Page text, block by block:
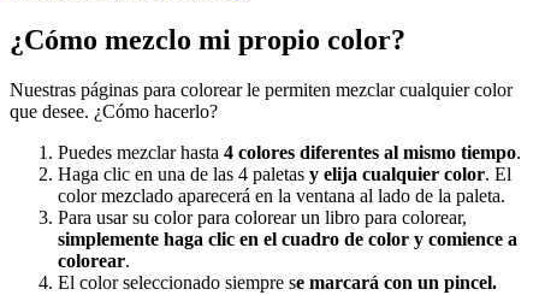
¿Cómo mezclo mi propio color?
Nuestras páginas para colorear le permiten mezclar cualquier color
que desee. ¿Cómo hacerlo?
Puedes mezclar hasta 4 colores diferentes al mismo tiempo.
Haga clic en una de las 4 paletas y elija cualquier color. El
color mezclado aparecerá en la ventana al lado de la paleta.
Para usar su color para colorear un libro para colorear,
simplemente haga clic en el cuadro de color y comience a
colorear.
El color seleccionado siempre se marcará con un pincel.